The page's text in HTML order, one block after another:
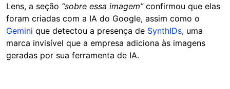
Lens, a seção “sobre essa imagem” confirmou que elas
foram criadas com a IA do Google, assim como o
Gemini que detectou a presença de SynthIDs, uma
marca invisível que a empresa adiciona às imagens
geradas por sua ferramenta de IA.